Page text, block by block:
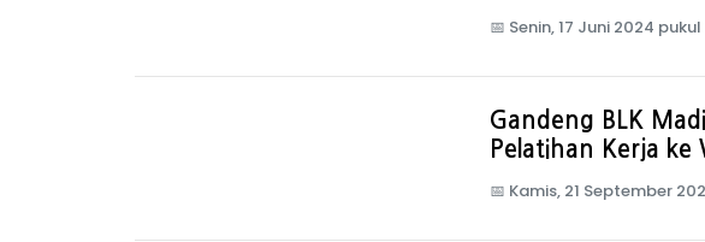
📅 Senin, 17 Juni 2024
Gandeng BLK
Pelatihan Kerja ke
📅 Kamis, 21 September